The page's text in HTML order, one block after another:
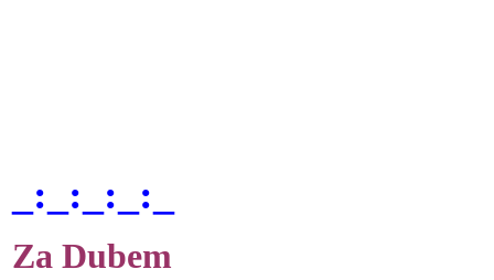
_:_:_:_:_
Za Dubem